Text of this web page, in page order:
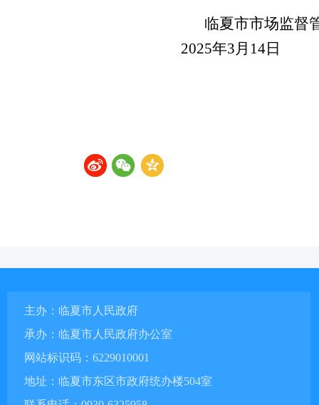
临夏市市场监督
2025年3月 14日
主办：临夏市人民政府
承办：临夏市人民政府办公室
网站标识码：6229010001
地址：临夏市东区市政府统办楼504室